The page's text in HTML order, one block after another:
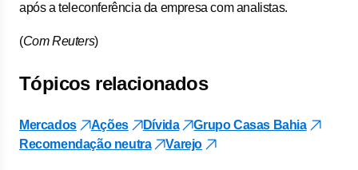
após a teleconferência da empresa com analistas.
(Com Reuters)
Tópicos relacionados
Mercados Ações Dívida
Grupo Casas Bahia
Recomendação neutra
Varejo